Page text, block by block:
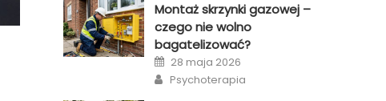
Montaż skrzynki gazowej –
czego nie wolno
bagatelizować?
Posted
on
28 maja 2026
Author
Psychoterapia